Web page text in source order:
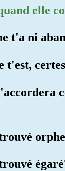
elle
t'a ni
t'est,